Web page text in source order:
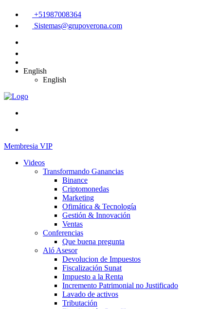
+51987008364
Sistemas@grupoverona.com
English
English
Membresia VIP
Videos
Transformando Ganancias
Binance
Criptomonedas
Marketing
Ofimática & Tecnología
Gestión & Innovación
Ventas
Conferencias
Que buena pregunta
Aló Asesor
Devolucion de Impuestos
Fiscalización Sunat
Impuesto a la Renta
Incremento Patrimonial no Justificado
Lavado de activos
Tributación